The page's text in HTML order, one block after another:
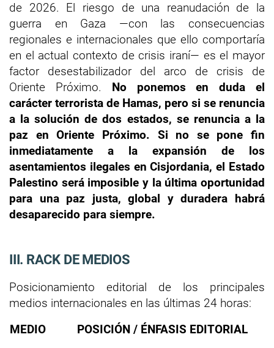
de 2026. El riesgo de una reanudación de la
guerra en Gaza —con las consecuencias
regionales e internacionales que ello comportaría
en el actual contexto de crisis iraní— es el mayor
factor desestabilizador del arco de crisis de
Oriente Próximo. No ponemos en duda el
carácter terrorista de Hamas, pero si se renuncia
a la solución de dos estados, se renuncia a la
paz en Oriente Próximo. Si no se pone fin
inmediatamente a la expansión de los
asentamientos ilegales en Cisjordania, el Estado
Palestino será imposible y la última oportunidad
para una paz justa, global y duradera habrá
desaparecido para siempre.
III. RACK DE MEDIOS
Posicionamiento editorial de los principales
medios internacionales en las últimas 24 horas:
MEDIO
POSICIÓN / ÉNFASIS EDITORIAL